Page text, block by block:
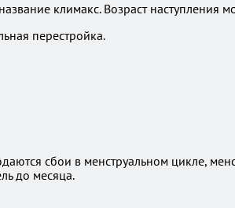
климакс. Возраст наступления
перестройка.
сбои в менструальном цикле,
до месяца.